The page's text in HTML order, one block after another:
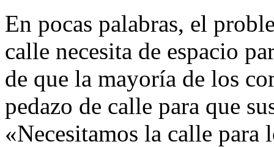
En pocas palabras, el
calle necesita de espacio
de que la mayoría de los
pedazo de calle para que
«Necesitamos la calle para